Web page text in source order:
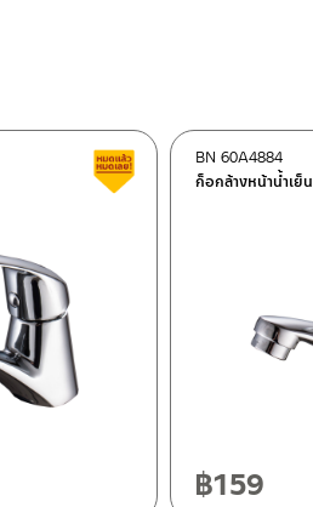
สินค้าลดราคา เคลียร์สต็อก
ก็อกล้างหน้าน้ำเย็น
BN 60A4884
฿159